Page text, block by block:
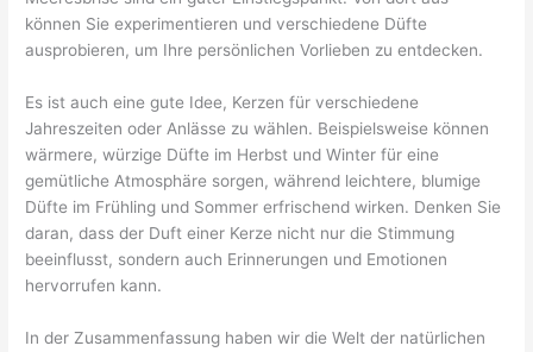
können Sie experimentieren und verschiedene Düfte
ausprobieren, um Ihre persönlichen Vorlieben zu entdecken.
Es ist auch eine gute Idee, Kerzen für verschiedene
Jahreszeiten oder Anlässe zu wählen. Beispielsweise können
wärmere, würzige Düfte im Herbst und Winter für eine
gemütliche Atmosphäre sorgen, während leichtere, blumige
Düfte im Frühling und Sommer erfrischend wirken. Denken Sie
daran, dass der Duft einer Kerze nicht nur die Stimmung
beeinflusst, sondern auch Erinnerungen und Emotionen
hervorrufen kann.
In der Zusammenfassung haben wir die Welt der natürlichen